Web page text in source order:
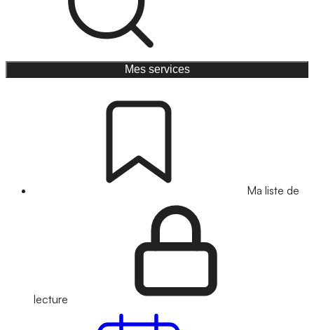
Mes services
Ma liste de
lecture